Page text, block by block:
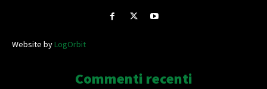
Website byLogOrbit
Commenti recenti